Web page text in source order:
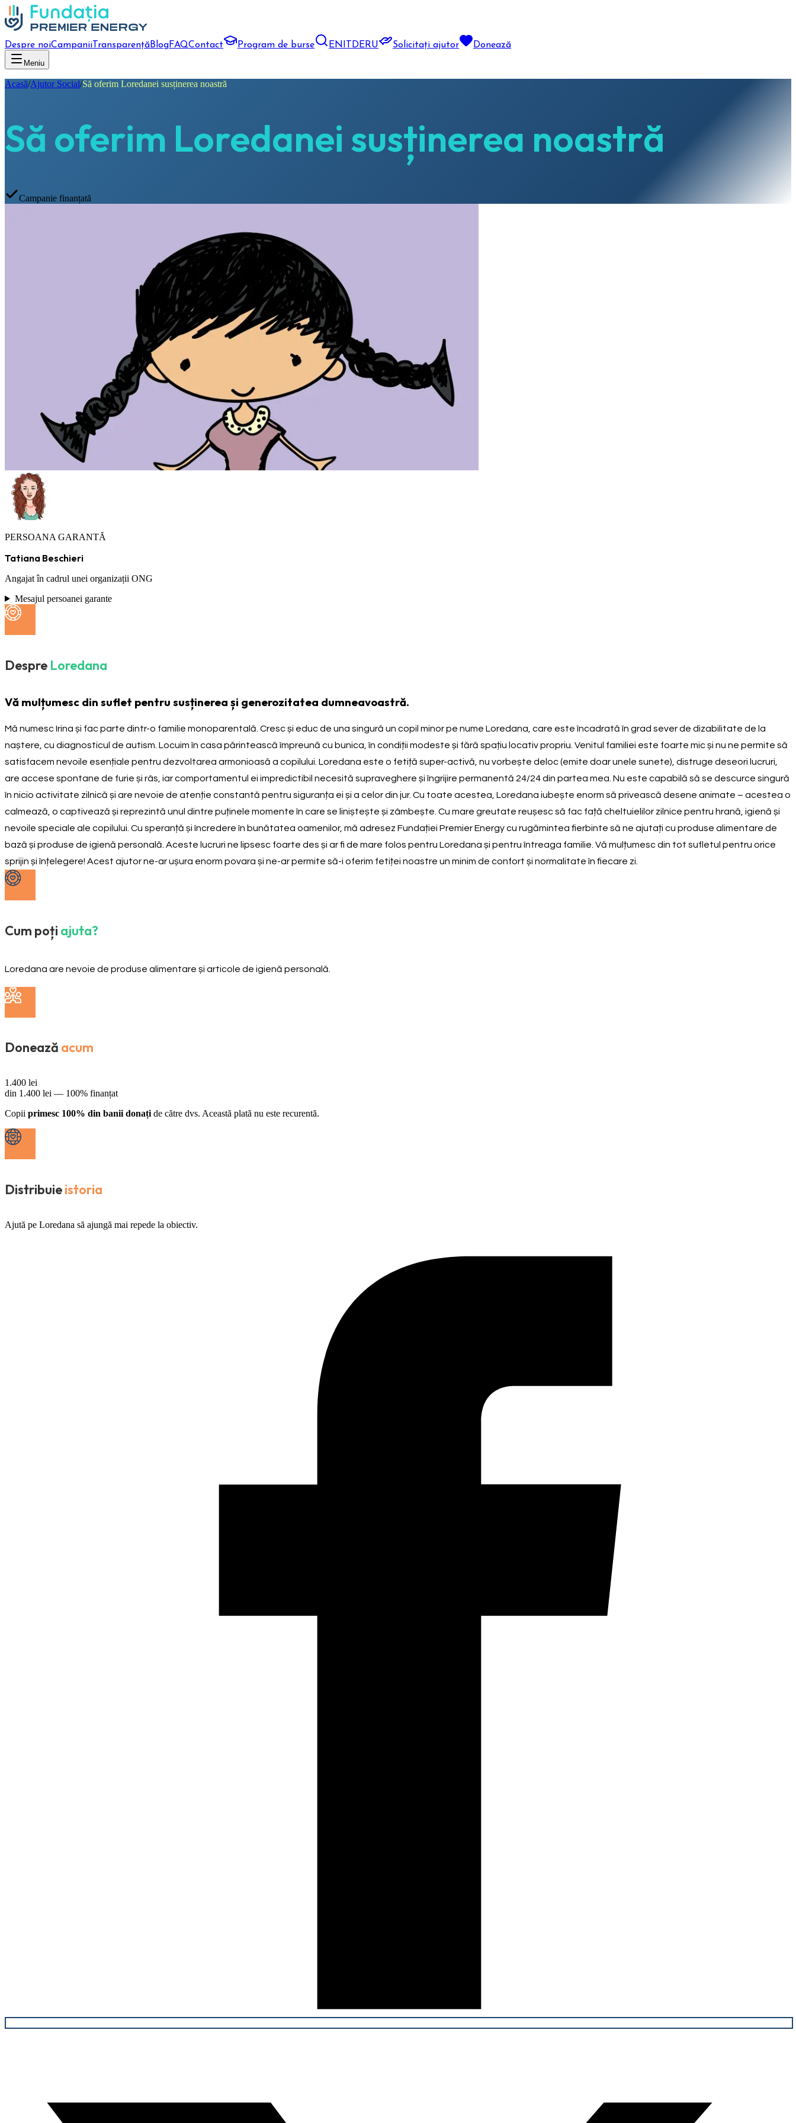
Despre noiCampanii TransparențăBlogFAQContact Program de burse EN DERU Solicitați ajutor Donează
Meniu
Acasă/Ajutor Social/Să oferim Loredanei susținerea noastră
Să oferim Loredanei susținerea noastră
Campanie finanțată
PERSOANA GARANTĂ
Tatiana Beschieri
Angajat în cadrul unei organizații ONG
Mesajul persoanei garante
Despre Loredana
Vă mulțumesc din suflet pentru susținerea și generozitatea dumneavoastră.
Mă numesc Irina și fac parte dintr-o familie monoparentală. Cresc și educ de una singură un copil minor pe nume Loredana, care este încadrată în grad sever de dizabilitate de la
naștere, cu diagnosticul de autism. Locuim în casa părintească împreună cu bunica, în condiții modeste și fără spațiu locativ propriu. Venitul familiei este foarte mic și nu ne permite să
satisfacem nevoile esențiale pentru dezvoltarea armonioasă a copilului. Loredana este o fetiță super-activă, nu vorbește deloc (emite doar unele sunete), distruge deseori lucruri,
are accese spontane de furie și râs, iar comportamentul ei impredictibil necesită supraveghere și îngrijire permanentă 24/24 din partea mea. Nu este capabilă să se descurce singură
în nicio activitate zilnică și are nevoie de atenție constantă pentru siguranța ei și a celor din jur. Cu toate acestea, Loredana iubește enorm să privească desene animate – acestea o
calmează, o captivează și reprezintă unul dintre puținele momente în care se liniștește și zâmbește. Cu mare greutate reușesc să fac față cheltuielilor zilnice pentru hrană, igienă și
nevoile speciale ale copilului. Cu speranță și încredere în bunătatea oamenilor, mă adresez Fundației Premier Energy cu rugămintea fierbinte să ne ajutați cu produse alimentare de
bază și produse de igienă personală. Aceste lucruri ne lipsesc foarte des și ar fi de mare folos pentru Loredana și pentru întreaga familie. Vă mulțumesc din tot sufletul pentru orice
sprijin și înțelegere! Acest ajutor ne-ar ușura enorm povara și ne-ar permite să-i oferim fetiței noastre un minim de confort și normalitate în fiecare zi.
Cum poți ajuta?
Loredana are nevoie de produse alimentare și articole de igienă personală.
Donează acum
1.400 lei
din 1.400 lei — 100% finanțat
Copii primesc 100% din banii donați de către dvs. Această plată nu este recurentă.
Distribuieistoria
Ajută pe Loredana să ajungă mai repede la obiectiv.